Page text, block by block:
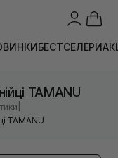
БЕСТСЕЛЕРИ
TAMANU
TAMANU